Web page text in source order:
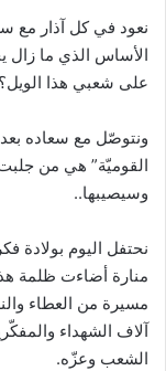
نعود في كل آذار مع
الأساس الذي ما زال
على شعبي هذا
ونتوصّل مع سعاده بعد
القوميّة” هي من
وسيصيبها..
منارة أضاءت ظلمة
مسيرة من العطاء
آلاف الشهداء
الشعب وعزّه.